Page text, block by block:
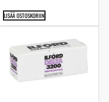
LISÄÄ OSTOSKORIIN